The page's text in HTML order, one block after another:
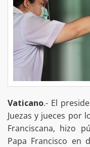
Vaticano.- El
Juezas y jueces por
Franciscana, hizo
Papa Francisco en